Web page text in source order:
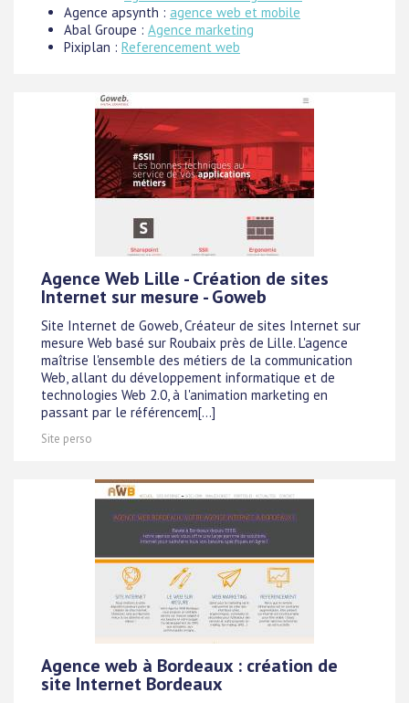
Agence apsynth : agence web et mobile
Abal Groupe : Agence marketing
Pixiplan : Referencement web
Agence Web Lille - Création de sites
Internet sur mesure - Goweb
Site Internet de Goweb, Créateur de sites Internet sur
mesure Web basé sur Roubaix près de Lille. L'agence
maîtrise l'ensemble des métiers de la communication
Web, allant du développement informatique et de
technologies Web 2.0, à l'animation marketing en
passant par le référencem[...]
Site perso
Agence web à Bordeaux : création de
site Internet Bordeaux